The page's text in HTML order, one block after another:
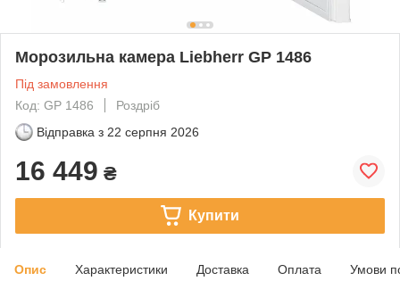
Морозильна камера Liebherr GP 1486
Під замовлення
Код: GP 1486
Роздріб
Відправка з 22 серпня 2026
16 449 ₴
Купити
Опис Характеристики Доставка Оплата Умови